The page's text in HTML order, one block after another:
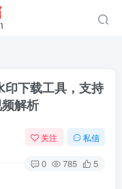
印下载工具，支持
解析
关注 私信
0 785 5